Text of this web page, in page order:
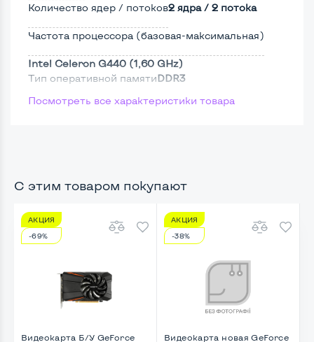
Количество ядер / потоков2 ядра / 2 потока
Частота процессора (базовая-максимальная)
Intel Celeron G440 (1,60 GHz)
Тип оперативной памятиDDR3
Тип накопителяSSD 2,5"
Возможности видеокарты:
Тип видеокарты
Встроенный
Видеопроцессор системного блокаIntel HD
Размер видеопамяти, Гб
Посмотреть все характеристики товара
С этим товаром покупают
АКЦИЯ
-69%
Видеокарта Б/У GeForce
АКЦИЯ
-38%
Видеокарта новая GeForce